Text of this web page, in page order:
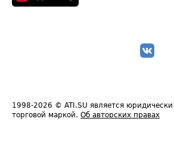
1998-2026 © ATI.SU является
торговой маркой. Об авторских правах